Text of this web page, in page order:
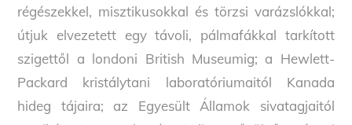
régészekkel, misztikusokkal és törzsi varázslókkal;
útjuk elvezetett egy távoli, pálmafákkal tarkított
szigettől a londoni British Museumig; a Hewlett-
Packard kristálytani laboratóriumaitól Kanada
hideg tájaira; az Egyesült Államok sivatagjaitól